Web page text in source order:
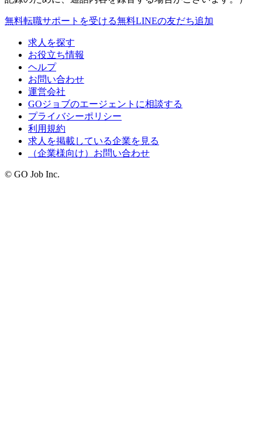
無料転職サポートを受ける無料LINEの友だち追加
求人を探す
お役立ち情報
ヘルプ
お問い合わせ
運営会社
GOジョブのエージェントに相談する
プライバシーポリシー
利用規約
求人を掲載している企業を見る
（企業様向け）お問い合わせ
© GO Job Inc.